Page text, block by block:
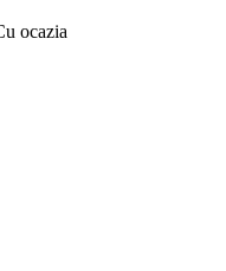
ocazia